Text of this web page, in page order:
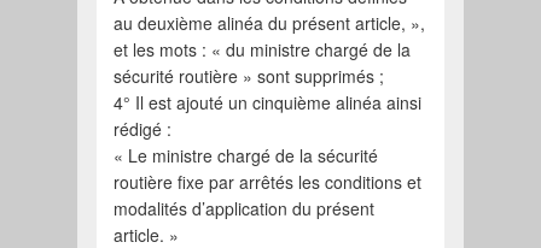
au deuxième alinéa du présent article, »,
et les mots : « du ministre chargé de la
sécurité routière » sont supprimés ;
4° Il est ajouté un cinquième alinéa ainsi
rédigé :
« Le ministre chargé de la sécurité
routière fixe par arrêtés les conditions et
modalités d’application du présent
article. »